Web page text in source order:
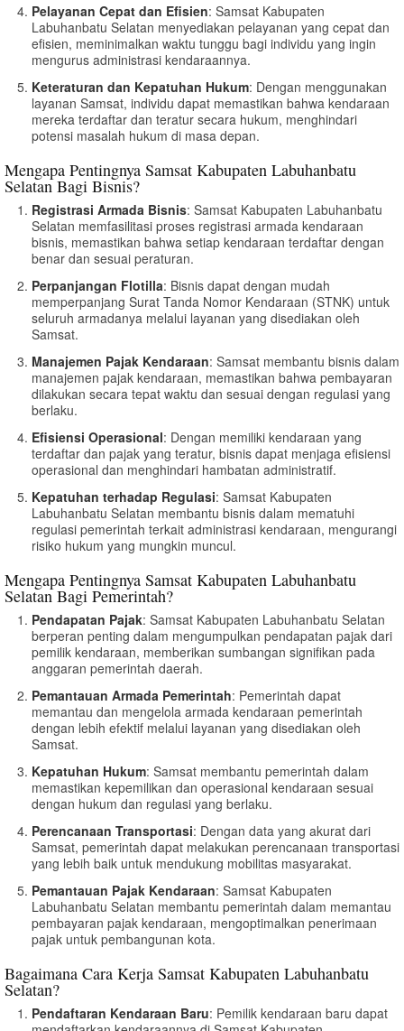
Pelayanan Cepat dan Efisien: Samsat Kabupaten
Labuhanbatu Selatan menyediakan pelayanan yang cepat dan
efisien, meminimalkan waktu tunggu bagi individu yang ingin
mengurus administrasi kendaraannya.
Keteraturan dan Kepatuhan Hukum: Dengan menggunakan
layanan Samsat, individu dapat memastikan bahwa kendaraan
mereka terdaftar dan teratur secara hukum, menghindari
potensi masalah hukum di masa depan.
Mengapa Pentingnya Samsat Kabupaten Labuhanbatu
Selatan Bagi Bisnis?
Registrasi Armada Bisnis: Samsat Kabupaten Labuhanbatu
Selatan memfasilitasi proses registrasi armada kendaraan
bisnis, memastikan bahwa setiap kendaraan terdaftar dengan
benar dan sesuai peraturan.
Perpanjangan Flotilla: Bisnis dapat dengan mudah
memperpanjang Surat Tanda Nomor Kendaraan (STNK) untuk
seluruh armadanya melalui layanan yang disediakan oleh
Samsat.
Manajemen Pajak Kendaraan: Samsat membantu bisnis dalam
manajemen pajak kendaraan, memastikan bahwa pembayaran
dilakukan secara tepat waktu dan sesuai dengan regulasi yang
berlaku.
Efisiensi Operasional: Dengan memiliki kendaraan yang
terdaftar dan pajak yang teratur, bisnis dapat menjaga efisiensi
operasional dan menghindari hambatan administratif.
Kepatuhan terhadap Regulasi: Samsat Kabupaten
Labuhanbatu Selatan membantu bisnis dalam mematuhi
regulasi pemerintah terkait administrasi kendaraan, mengurangi
risiko hukum yang mungkin muncul.
Mengapa Pentingnya Samsat Kabupaten Labuhanbatu
Selatan Bagi Pemerintah?
Pendapatan Pajak: Samsat Kabupaten Labuhanbatu Selatan
berperan penting dalam mengumpulkan pendapatan pajak dari
pemilik kendaraan, memberikan sumbangan signifikan pada
anggaran pemerintah daerah.
Pemantauan Armada Pemerintah: Pemerintah dapat
memantau dan mengelola armada kendaraan pemerintah
dengan lebih efektif melalui layanan yang disediakan oleh
Samsat.
Kepatuhan Hukum: Samsat membantu pemerintah dalam
memastikan kepemilikan dan operasional kendaraan sesuai
dengan hukum dan regulasi yang berlaku.
Perencanaan Transportasi: Dengan data yang akurat dari
Samsat, pemerintah dapat melakukan perencanaan transportasi
yang lebih baik untuk mendukung mobilitas masyarakat.
Pemantauan Pajak Kendaraan: Samsat Kabupaten
Labuhanbatu Selatan membantu pemerintah dalam memantau
pembayaran pajak kendaraan, mengoptimalkan penerimaan
pajak untuk pembangunan kota.
Bagaimana Cara Kerja Samsat Kabupaten Labuhanbatu
Selatan?
Pendaftaran Kendaraan Baru: Pemilik kendaraan baru dapat